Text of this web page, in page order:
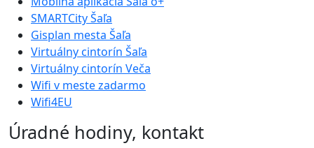
SMARTCity Šaľa
Gisplan mesta Šaľa
Virtuálny cintorín Šaľa
Virtuálny cintorín Veča
Wifi v meste zadarmo
Wifi4EU
Úradné hodiny, kontakt